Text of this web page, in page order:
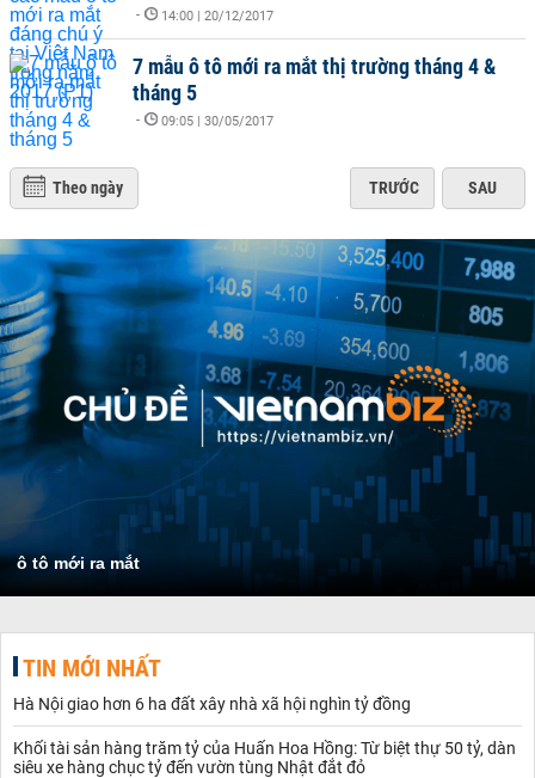
- 14:00 | 20/12/2017
7 mẫu ô tô mới ra mắt thị trường tháng 4 &
tháng 5
- 09:05 | 30/05/2017
Theo ngày TRƯỚC SAU
ô tô mới ra mắt
TIN MỚI NHẤT
Hà Nội giao hơn 6 ha đất xây nhà xã hội nghìn tỷ đồng
Khối tài sản hàng trăm tỷ của Huấn Hoa Hồng: Từ biệt thự 50 tỷ, dàn
siêu xe hàng chục tỷ đến vườn tùng Nhật đắt đỏ